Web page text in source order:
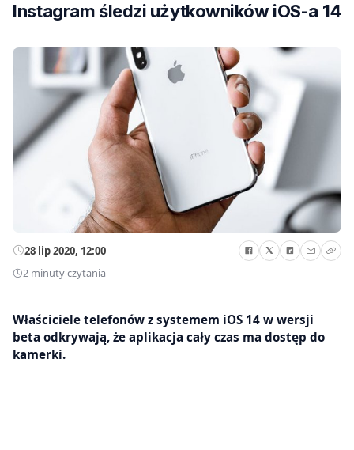
Instagram śledzi użytkowników iOS-a 14
28 lip 2020, 12:00
2 minuty czytania
Właściciele telefonów z systemem iOS 14 w wersji
beta odkrywają, że aplikacja cały czas ma dostęp do
kamerki.